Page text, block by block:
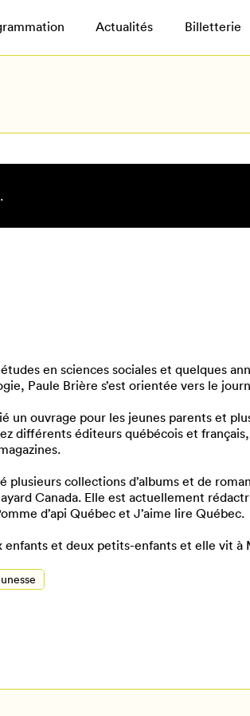
Actualités Billetterie
en sciences sociales et quelques
Paule Brière s’est orientée vers le
un ouvrage pour les jeunes parents et
différents éditeurs québécois et
plusieurs collections d’albums et de
Canada. Elle est actuellement
d’api Québec et J’aime lire Québec.
enfants et deux petits-enfants et elle vit à
vos favoris,
créez votre profil